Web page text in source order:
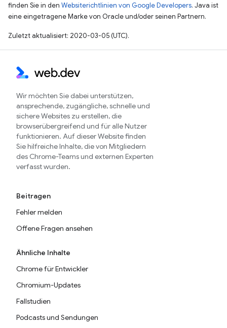
finden Sie in den Websiterichtlinien von Google Developers. Java ist
eine eingetragene Marke von Oracle und/oder seinen Partnern.
Zuletzt aktualisiert: 2020-03-05 (UTC).
Wir möchten Sie dabei unterstützen,
ansprechende, zugängliche, schnelle und
sichere Websites zu erstellen, die
browserübergreifend und für alle Nutzer
funktionieren. Auf dieser Website finden
Sie hilfreiche Inhalte, die von Mitgliedern
des Chrome-Teams und externen Experten
verfasst wurden.
Beitragen
Fehler melden
Offene Fragen ansehen
Ähnliche Inhalte
Chrome für Entwickler
Chromium-Updates
Fallstudien
Podcasts und Sendungen